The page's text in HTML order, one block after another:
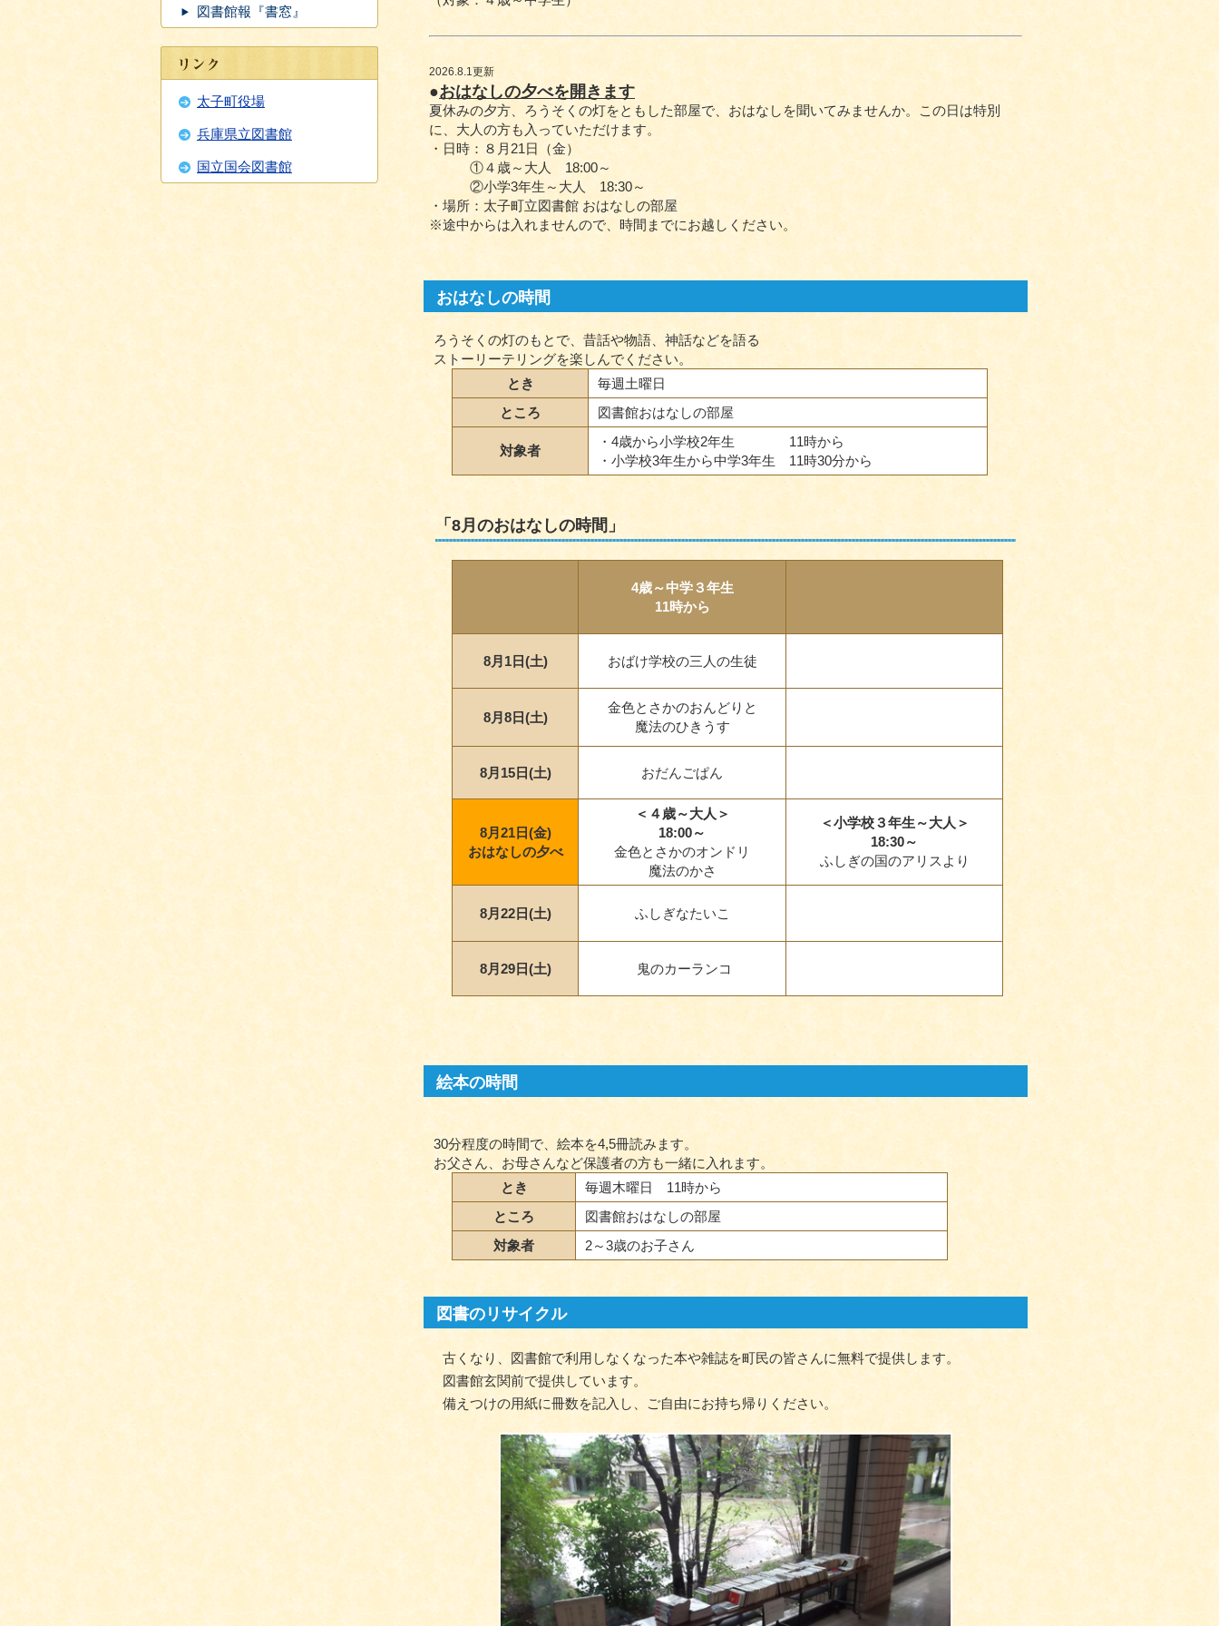
図書館報『書窓』
太子町役場
兵庫県立図書館
国立国会図書館
2026.8.1更新
●おはなしの夕べを開きます
夏休みの夕方、ろうそくの灯をともした部屋で、おはなしを聞いてみませんか。この日は特別
に、大人の方も入っていただけます。
・日時：８月21日（金）
①４歳～大人 18:00～
②小学3年生～大人 18:30～
・場所：太子町立図書館 おはなしの部屋
※途中からは入れませんので、時間までにお越しください。
おはなしの時間
ろうそくの灯のもとで、昔話や物語、神話などを語る
ストーリーテリングを楽しんでください。
とき
毎週土曜日
ところ
図書館おはなしの部屋
対象者
・4歳から小学校2年生 11時から
・小学校3年生から中学3年生 11時30分から
「8月のおはなしの時間」
4歳～中学３年生
11時から
8月1日(土) おばけ学校の三人の生徒
8月8日(土)
金色とさかのおんどりと
魔法のひきうす
8月15日(土) おだんごぱん
8月21日(金)
おはなしの夕べ
＜４歳～大人＞
18:00～
金色とさかのオンドリ
魔法のかさ
＜小学校３年生～大人＞
18:30～
ふしぎの国のアリスより
8月22日(土) ふしぎなたいこ
8月29日(土) 鬼のカーランコ
絵本の時間
30分程度の時間で、絵本を4,5冊読みます。
お父さん、お母さんなど保護者の方も一緒に入れます。
とき
毎週木曜日 11時から
ところ
図書館おはなしの部屋
対象者
2～3歳のお子さん
図書のリサイクル
古くなり、図書館で利用しなくなった本や雑誌を町民の皆さんに無料で提供します。
図書館玄関前で提供しています。
備えつけの用紙に冊数を記入し、ご自由にお持ち帰りください。